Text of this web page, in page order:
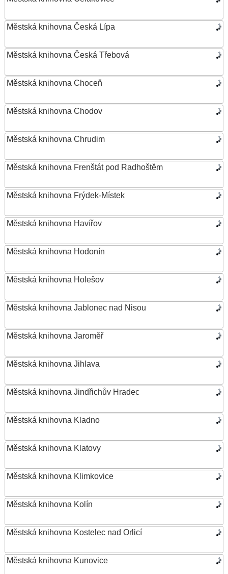
Městská knihovna Česká Lípa
Městská knihovna Česká Třebová
Městská knihovna Choceň
Městská knihovna Chodov
Městská knihovna Chrudim
Městská knihovna Frenštát pod Radhoštěm
Městská knihovna Frýdek-Místek
Městská knihovna Havířov
Městská knihovna Hodonín
Městská knihovna Holešov
Městská knihovna Jablonec nad Nisou
Městská knihovna Jaroměř
Městská knihovna Jihlava
Městská knihovna Jindřichův Hradec
Městská knihovna Kladno
Městská knihovna Klatovy
Městská knihovna Klimkovice
Městská knihovna Kolín
Městská knihovna Kostelec nad Orlicí
Městská knihovna Kunovice